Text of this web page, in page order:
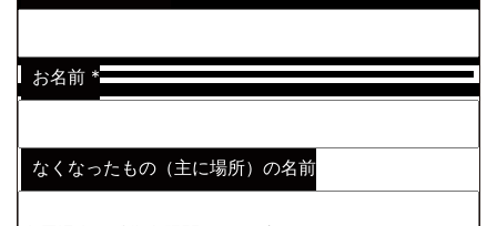
お名前 *
なくなったもの（主に場所）の名前